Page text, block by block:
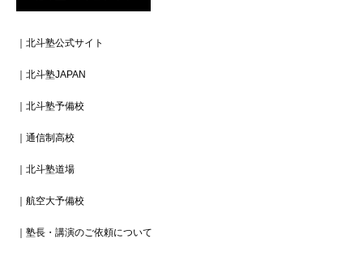
｜北斗塾公式サイト
｜北斗塾JAPAN
｜北斗塾予備校
｜通信制高校
｜北斗塾道場
｜航空大予備校
｜塾長・講演のご依頼について